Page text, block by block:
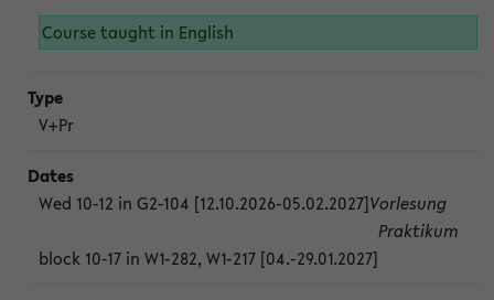
Course taught in English
V+Pr
Wed 10-12 in G2-104 [12.10.2026-05.02.2027]Vorlesung
block 10-17 in W1-282, W1-217 [04.-29.01.2027]
Praktikum